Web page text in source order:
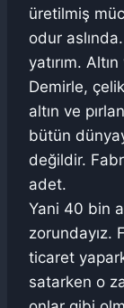
üretilmiş
odur
yatırım.
Demirle,
altın ve
bütün
değildir.
adet.
Yani 40 bin
zorundayız.
ticaret
satarken o